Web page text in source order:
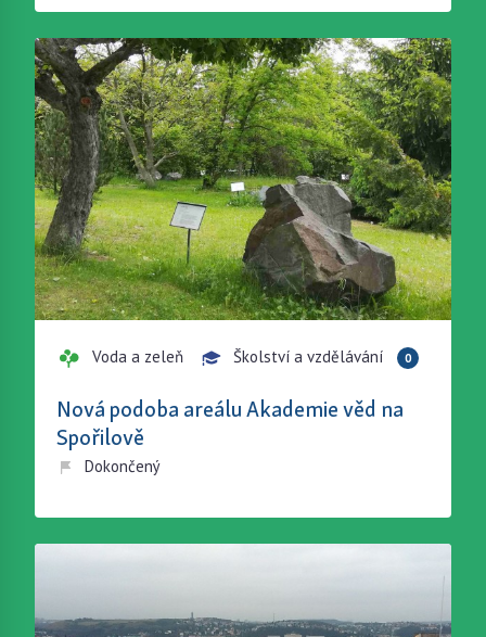
Voda a zeleň Školství a vzdělávání 0
Nová podoba areálu Akademie věd na
Spořilově
Dokončený